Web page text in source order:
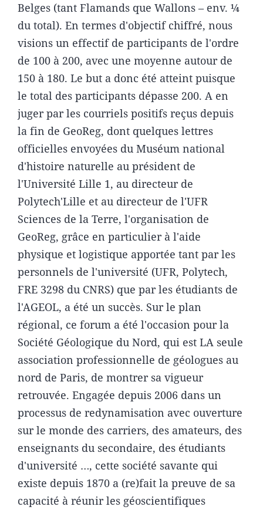
Belges (tant Flamands que Wallons – env. ¼
du total). En termes d'objectif chiffré, nous
visions un effectif de participants de l'ordre
de 100 à 200, avec une moyenne autour de
150 à 180. Le but a donc été atteint puisque
le total des participants dépasse 200. A en
juger par les courriels positifs reçus depuis
la fin de GeoReg, dont quelques lettres
officielles envoyées du Muséum national
d'histoire naturelle au président de
l'Université Lille 1, au directeur de
Polytech'Lille et au directeur de l'UFR
Sciences de la Terre, l'organisation de
GeoReg, grâce en particulier à l'aide
physique et logistique apportée tant par les
personnels de l'université (UFR, Polytech,
FRE 3298 du CNRS) que par les étudiants de
l'AGEOL, a été un succès. Sur le plan
régional, ce forum a été l'occasion pour la
Société Géologique du Nord, qui est LA seule
association professionnelle de géologues au
nord de Paris, de montrer sa vigueur
retrouvée. Engagée depuis 2006 dans un
processus de redynamisation avec ouverture
sur le monde des carriers, des amateurs, des
enseignants du secondaire, des étudiants
d'université …, cette société savante qui
existe depuis 1870 a (re)fait la preuve de sa
capacité à réunir les géoscientifiques